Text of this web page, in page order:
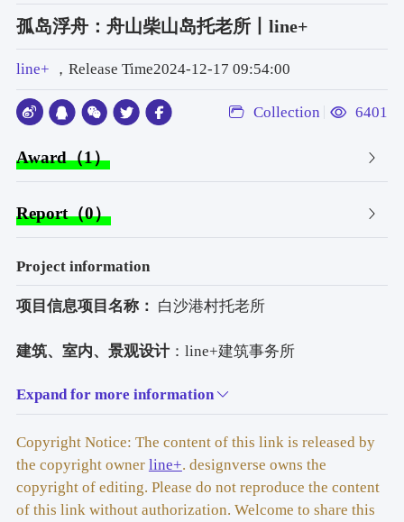
孤岛浮舟：舟山柴山岛托老所丨line+
line+ ，Release Time2024-12-17 09:54:00
Collection 6401
Award（1）
Report（0）
Project information
项目信息项目名称： 白沙港村托老所
建筑、室内、景观设计：line+建筑事务所
主持建筑师/项目主创：孟凡浩
项目建筑师：何雅量
设计团队：徐一凡、胥昊、王炯皓（实习）（建筑），
金煜庭、范笑笑、叶鑫、徐以唱、金凯迪、张玮轩（实
Expand for more information
Copyright Notice: The content of this link is released by
the copyright owner line+. designverse owns the
copyright of editing. Please do not reproduce the content
of this link without authorization. Welcome to share this